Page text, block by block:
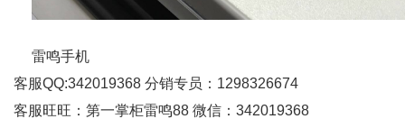
雷鸣手机
客服QQ:342019368 分销专员：1298326674
客服旺旺：第一掌柜雷鸣88 微信：342019368